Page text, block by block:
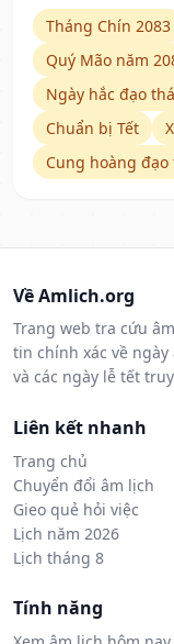
Tháng Chín 2083
Quý Mão năm
Ngày hắc đạo
Chuẩn bị Tết
Cung hoàng
Về Amlich.org
Trang web tra cứu
tin chính xác về
và các ngày lễ tết
Liên kết nhanh
Trang chủ
Chuyển đổi âm lịch
Gieo quẻ hỏi việc
Lịch năm 2026
Lịch tháng 8
Tính năng